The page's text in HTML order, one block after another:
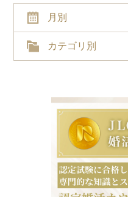
月別
カテゴリ別